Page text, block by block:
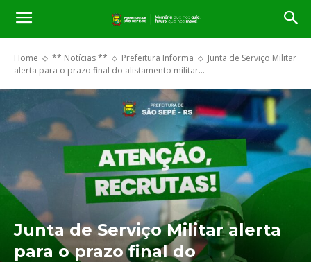
Home ** Notícias ** Prefeitura Informa
Junta de Serviço Militar
alerta para o prazo final do alistamento militar...
Junta de Serviço Militar alerta
para o prazo final do